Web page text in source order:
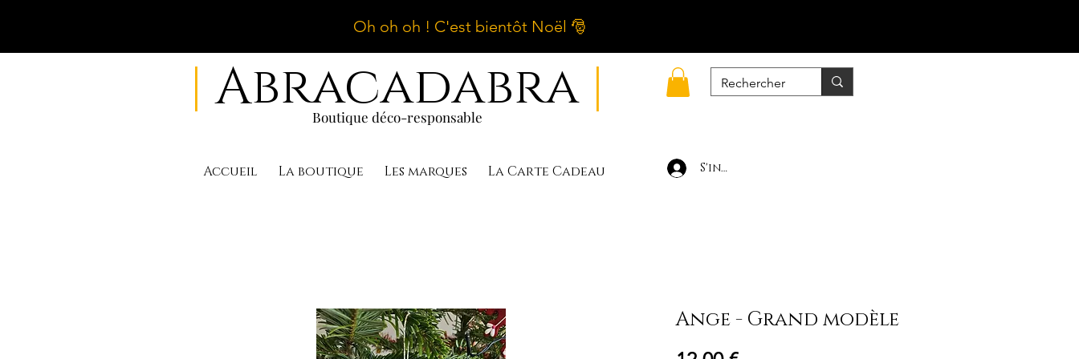
Oh oh oh ! C'est bientôt Noël 🎅
| Abracadabra |
Boutique déco-responsable
S'inscrire / Se connecter
Accueil La boutique Les marques La Carte Cadeau
Ange - Grand modèle